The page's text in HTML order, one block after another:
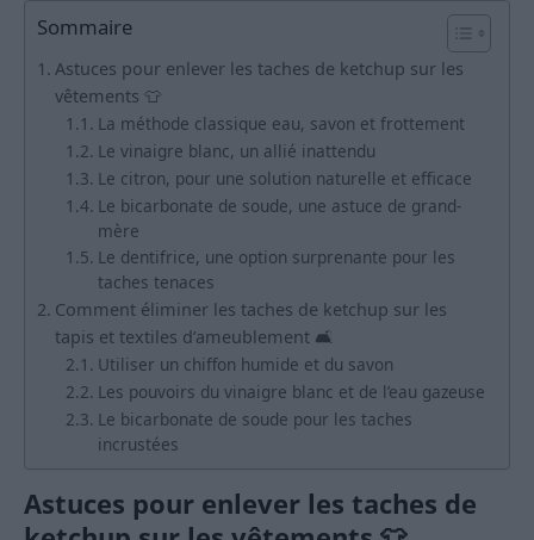
Sommaire
Astuces pour enlever les taches de ketchup sur les
vêtements 👕
La méthode classique eau, savon et frottement
Le vinaigre blanc, un allié inattendu
Le citron, pour une solution naturelle et efficace
Le bicarbonate de soude, une astuce de grand-
mère
Le dentifrice, une option surprenante pour les
taches tenaces
Comment éliminer les taches de ketchup sur les
tapis et textiles d’ameublement 🛋️
Utiliser un chiffon humide et du savon
Les pouvoirs du vinaigre blanc et de l’eau gazeuse
Le bicarbonate de soude pour les taches
incrustées
Astuces pour enlever les taches de